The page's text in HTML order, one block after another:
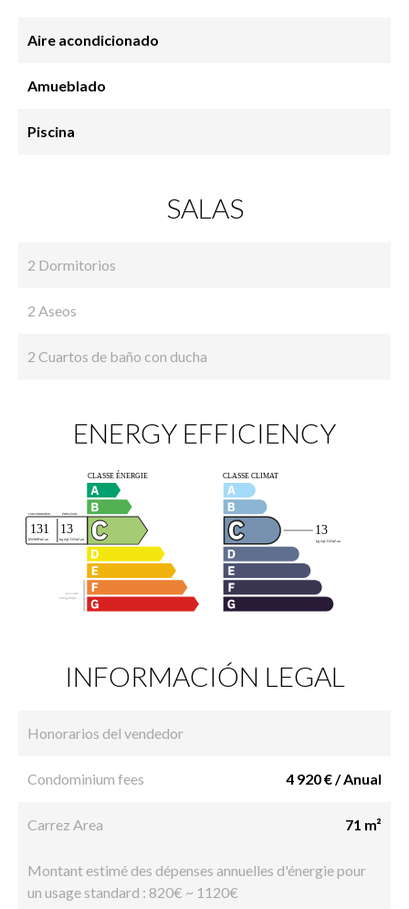
Aire acondicionado
Amueblado
Piscina
SALAS
2 Dormitorios
2 Aseos
2 Cuartos de baño con ducha
ENERGY EFFICIENCY
INFORMACIÓN LEGAL
Honorarios del vendedor
Condominium fees 4 920 € / Anual
Carrez Area 71 m²
Montant estimé des dépenses annuelles d'énergie pour
un usage standard : 820€ ~ 1120€